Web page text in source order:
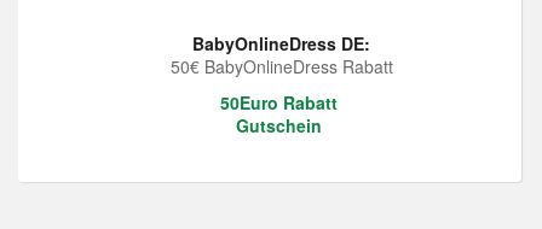
BabyOnlineDress DE:
50€ BabyOnlineDress Rabatt
50Euro Rabatt
Gutschein